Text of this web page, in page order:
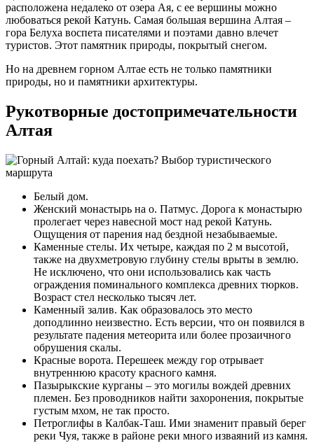
расположена недалеко от озера Ая, с ее вершины можно
любоваться рекой Катунь. Самая большая вершина Алтая –
гора Белуха воспета писателями и поэтами давно влечет
туристов. Этот памятник природы, покрытый снегом.
Но на древнем горном Алтае есть не только памятники
природы, но и памятники архитектуры.
Рукотворные достопримечательности
Алтая
Белый дом.
Женский монастырь на о. Патмус. Дорога к монастырю
пролегает через навесной мост над рекой Катунь.
Ощущения от парения над бездной незабываемые.
Каменные стелы. Их четыре, каждая по 2 м высотой,
также на двухметровую глубину стелы врыты в землю.
Не исключено, что они использовались как часть
ограждения поминального комплекса древних тюрков.
Возраст стел несколько тысяч лет.
Каменный залив. Как образовалось это место
доподлинно неизвестно. Есть версии, что он появился в
результате падения метеорита или более прозаичного
обрушения скалы.
Красные ворота. Перешеек между гор отрывает
внутреннюю красоту красного камня.
Пазырыкские курганы – это могилы вождей древних
племен. Без проводников найти захоронения, покрытые
густым мхом, не так просто.
Петроглифы в Калбак-Таш. Ими знаменит правый берег
реки Чуя, также в районе реки много изваяний из камня.